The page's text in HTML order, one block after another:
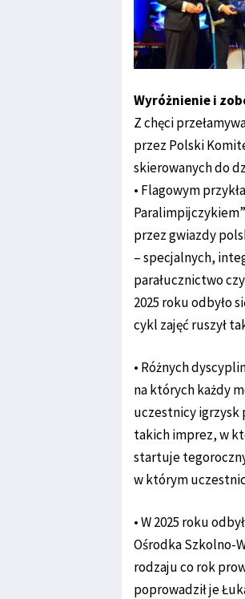
Wyróżnienie i
Z chęci
przez Polski
skierowanych do
• Flagowym
przez gwiazdy
– specjalnych,
parałucznictwo
2025 roku odbyło
cykl zajęć ruszył
• Różnych
na których każdy
uczestnicy igrzysk
takich imprez, w
startuje
w którym
• W 2025 roku
Ośrodka Szkolno-
rodzaju co rok
poprowadził je